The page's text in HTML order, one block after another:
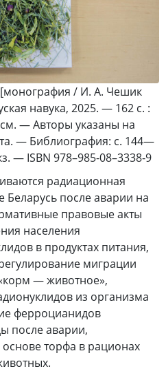
/ И. А. Чешик
навука, 2025. — 162 с. :
— Авторы указаны на
— Библиография: с. 144—
— ISBN 978–985-08–3338‑9
радиационная
Беларусь после аварии на
правовые акты
населения
в продуктах питания,
миграции
— животное»,
из организма
ферроцианидов
после аварии,
торфа в рационах